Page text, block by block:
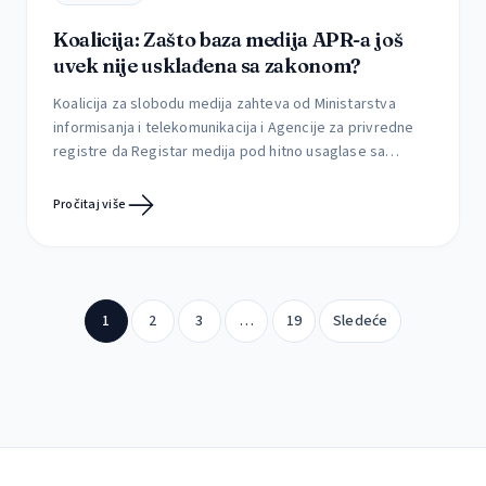
Koalicija: Zašto baza medija APR-a još
uvek nije usklađena sa zakonom?
Koalicija za slobodu medija zahteva od Ministarstva
informisanja i telekomunikacija i Agencije za privredne
registre da Registar medija pod hitno usaglase sa
na snagu u drugoj polovini 2023. godine. Uvidom u
Pročitaj više
Paginacija
1 2 3 … 19 Sledeće